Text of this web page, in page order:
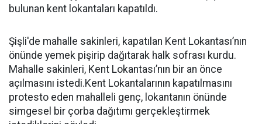
bulunan kent lokantaları kapatıldı.
Şişli'de mahalle sakinleri, kapatılan Kent Lokantası’nın
önünde yemek pişirip dağıtarak halk sofrası kurdu.
Mahalle sakinleri, Kent Lokantası’nın bir an önce
açılmasını istedi.Kent Lokantalarının kapatılmasını
protesto eden mahalleli genç, lokantanın önünde
simgesel bir çorba dağıtımı gerçekleştirmek